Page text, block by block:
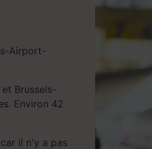
Airport-
Brussels-
Environ 42
il n'y a pas